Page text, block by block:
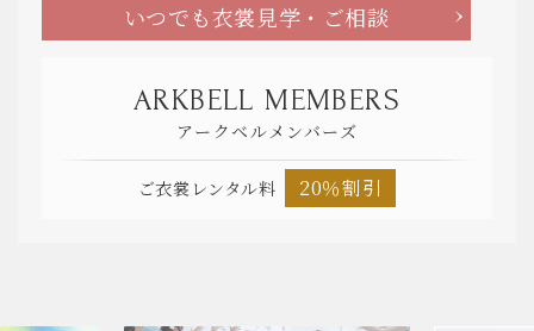
いつでも衣裳見学・ご相談
ARKBELL MEMBERS
アークベルメンバーズ
ご衣裳レンタル料 20％割引